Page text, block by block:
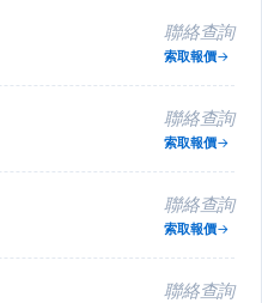
聯絡查詢
索取報價
聯絡查詢
索取報價
聯絡查詢
索取報價
聯絡查詢